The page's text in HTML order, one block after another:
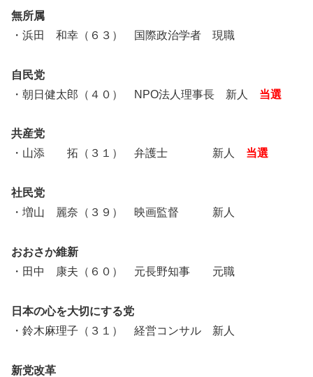
無所属
・浜田 和幸（６３） 国際政治学者 現職
自民党
・朝日健太郎（４０） NPO法人理事長 新人 当選
共産党
・山添 拓（３１） 弁護士 新人 当選
社民党
・増山 麗奈（３９） 映画監督 新人
おおさか維新
・田中 康夫（６０） 元長野知事 元職
日本の心を大切にする党
・鈴木麻理子（３１） 経営コンサル 新人
新党改革